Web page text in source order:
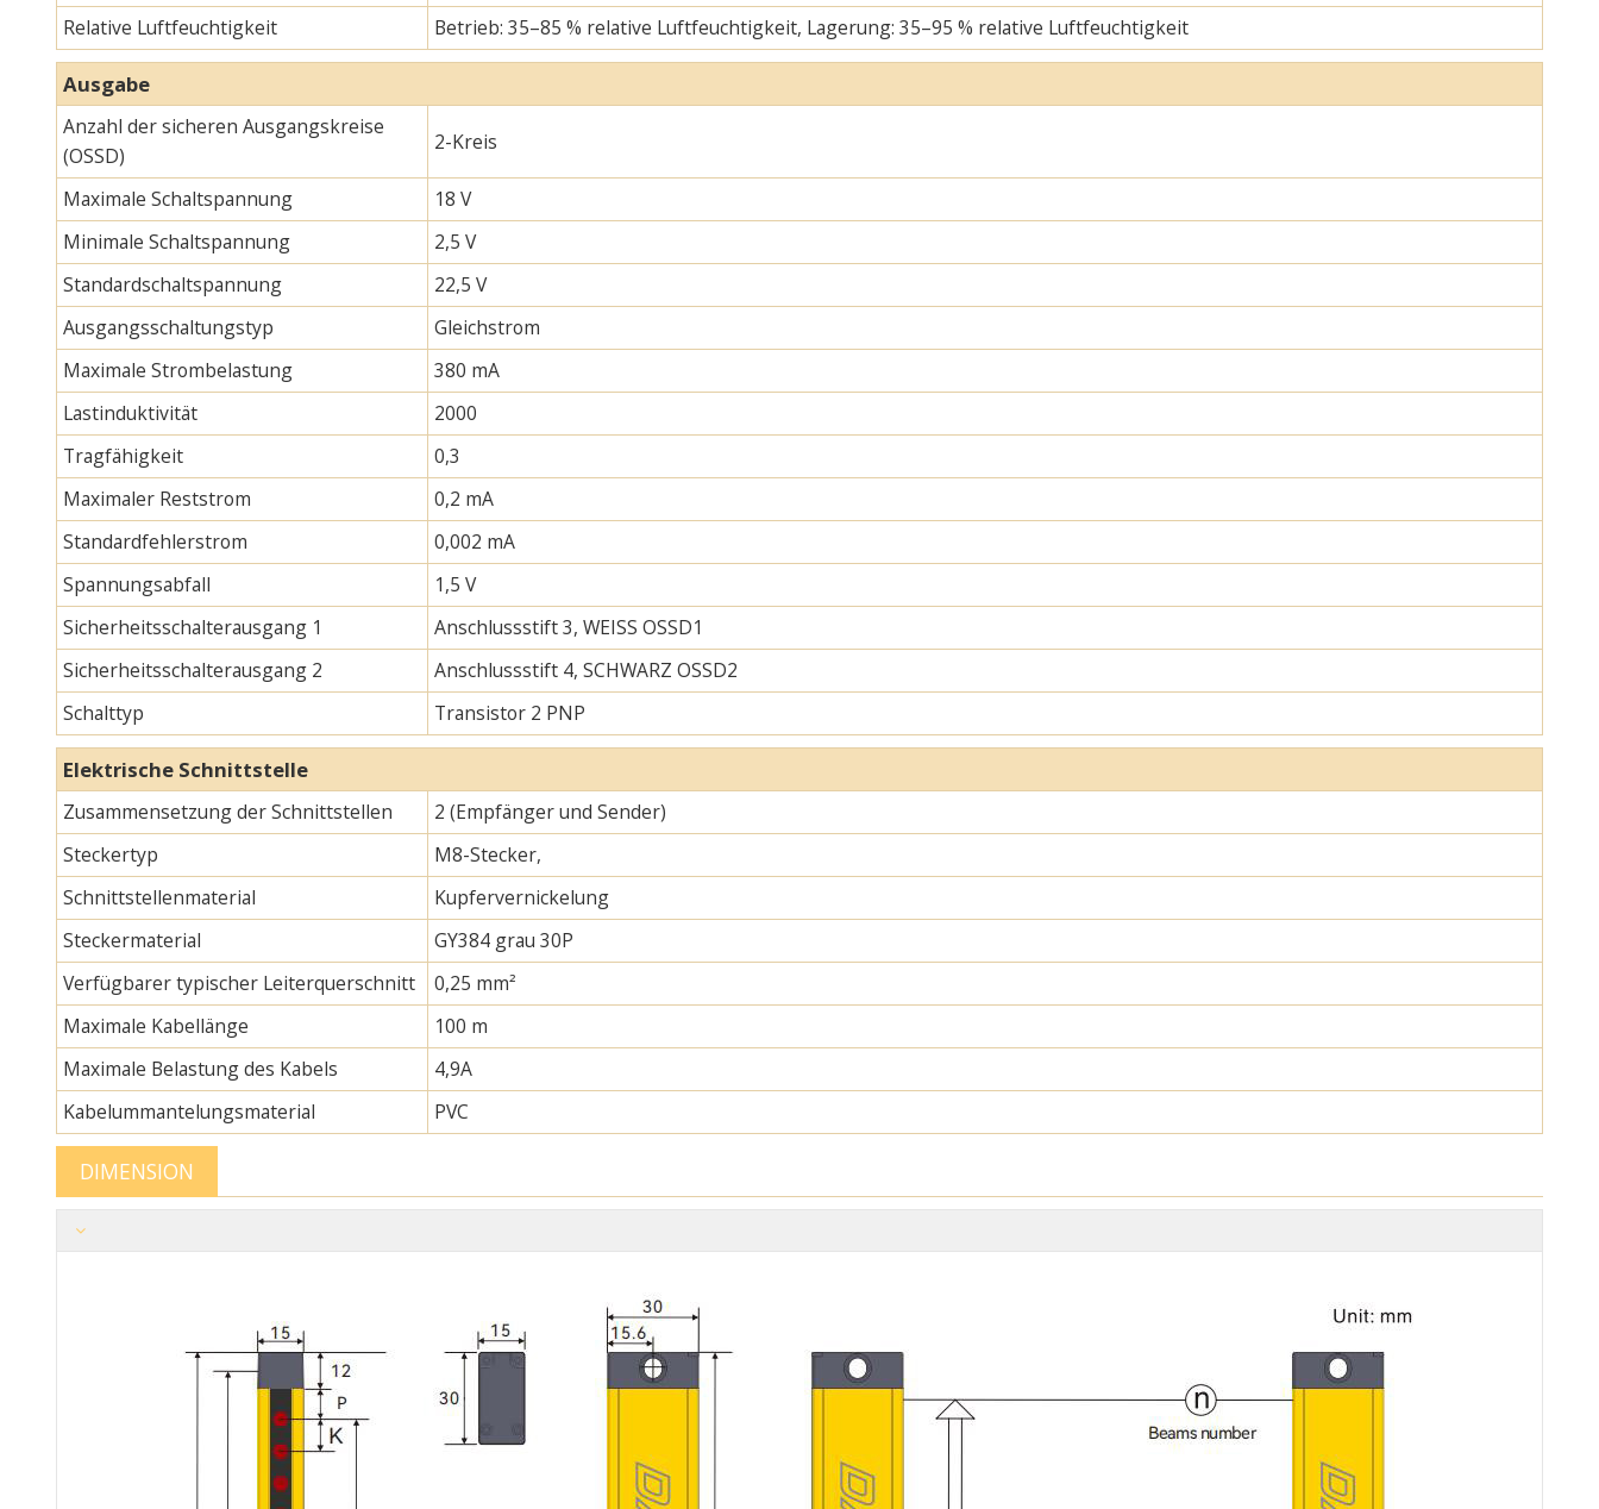
Relative Luftfeuchtigkeit
Betrieb: 35–85 % relative Luftfeuchtigkeit, Lagerung: 35–95 % relative Luftfeuchtigkeit
Ausgabe
Anzahl der sicheren Ausgangskreise
(OSSD)
2-Kreis
Maximale Schaltspannung
18 V
Minimale Schaltspannung
2,5 V
Standardschaltspannung
22,5 V
Ausgangsschaltungstyp
Gleichstrom
Maximale Strombelastung
380 mA
Lastinduktivität
2000
Tragfähigkeit
0,3
Maximaler Reststrom
0,2 mA
Standardfehlerstrom
0,002 mA
Spannungsabfall
1,5 V
Sicherheitsschalterausgang 1
Anschlussstift 3, WEISS OSSD1
Sicherheitsschalterausgang 2
Anschlussstift 4, SCHWARZ OSSD2
Schalttyp
Transistor 2 PNP
Elektrische Schnittstelle
Zusammensetzung der Schnittstellen
2 (Empfänger und Sender)
Steckertyp
M8-Stecker,
Schnittstellenmaterial
Kupfervernickelung
Steckermaterial
GY384 grau 30P
Verfügbarer typischer Leiterquerschnitt
0,25 mm²
Maximale Kabellänge
100 m
Maximale Belastung des Kabels
4,9A
Kabelummantelungsmaterial
PVC
DIMENSION